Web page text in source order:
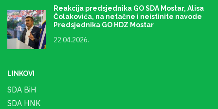
Reakcija predsjednika GO SDA Mostar, Alisa
Čolakovića, na netačne i neistinite navode
Predsjednika GO HDZ Mostar
22.04.2026.
LINKOVI
SDA BiH
SDA HNK